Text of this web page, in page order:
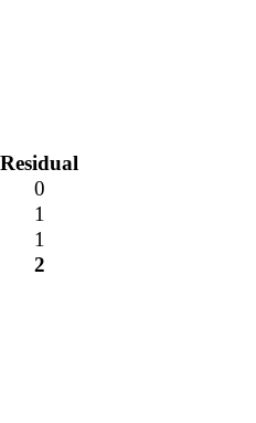
Residual
0
1
1
2